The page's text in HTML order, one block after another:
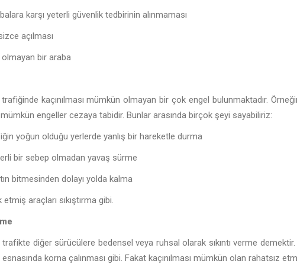
karşı yeterli güvenlik tedbirinin alınmaması
açılması
bir araba
trafiğinde kaçınılması mümkün olmayan bir çok engel bulunmaktadır.
mümkün engeller cezaya tabidir. Bunlar arasında birçok şeyi sayabiliriz:
yoğun olduğu yerlerde yanlış bir hareketle durma
bir sebep olmadan yavaş sürme
bitmesinden dolayı yolda kalma
etmiş araçları sıkıştırma gibi.
trafikte diğer sürücülere bedensel veya ruhsal olarak sıkıntı verme
korna çalınması gibi. Fakat kaçınılması mümkün olan rahatsız